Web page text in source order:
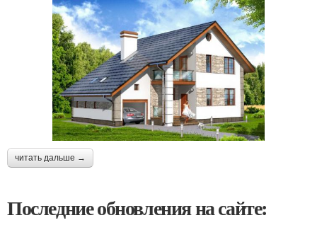
читать дальше →
Последние обновления на сайте: